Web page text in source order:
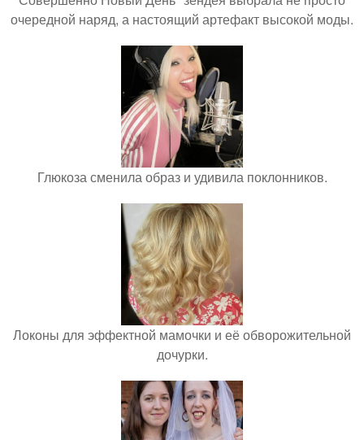
очередной наряд, а настоящий артефакт высокой моды.
Глюкоза сменила образ и удивила поклонников.
Локоны для эффектной мамочки и её обворожительной
дочурки.